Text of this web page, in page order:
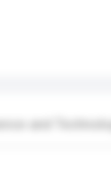
and